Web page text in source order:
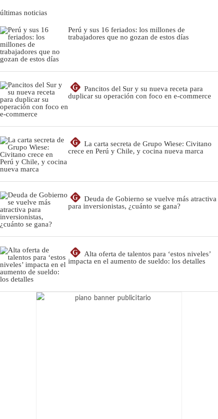
últimas noticias
Perú y sus 16 feriados: los millones de
trabajadores que no gozan de estos días
G
Pancitos del Sur y su nueva receta para
duplicar su operación con foco en e-commerce
G
La carta secreta de Grupo Wiese: Civitano
crece en Perú y Chile, y cocina nueva marca
G
Deuda de Gobierno se vuelve más atractiva
para inversionistas, ¿cuánto se gana?
G
Alta oferta de talentos para ‘estos niveles’
impacta en el aumento de sueldo: los detalles